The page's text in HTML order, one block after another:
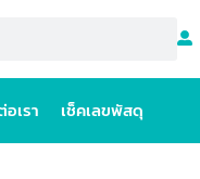
เรา เช็คเลขพัสดุ